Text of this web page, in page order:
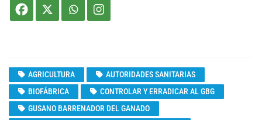
AGRICULTURA
AUTORIDADES SANITARIAS
BIOFÁBRICA
CONTROLAR Y ERRADICAR AL GBG
GUSANO BARRENADOR DEL GANADO